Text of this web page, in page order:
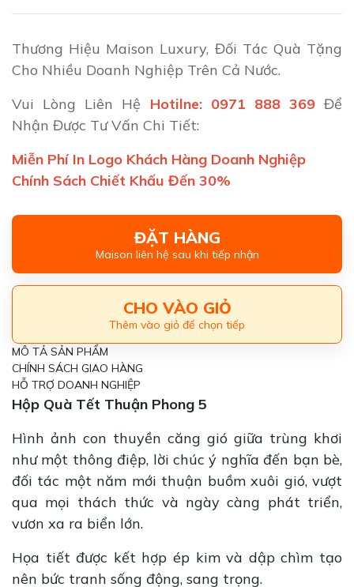
Thương Hiệu Maison Luxury, Đối Tác Quà Tặng
Cho Nhiều Doanh Nghiệp Trên Cả Nước.
Vui Lòng Liên Hệ Hotilne: 0971 888 369Để
Nhận Được Tư Vấn Chi Tiết:
Miễn Phí In Logo Khách Hàng Doanh Nghiệp
Chính Sách Chiết Khấu Đến 30%
ĐẶT HÀNG
Maison liên hệ sau khi tiếp nhận
CHO VÀO GIỎ
Thêm vào giỏ để chọn tiếp
MÔ TẢ SẢN PHẨM
CHÍNH SÁCH GIAO HÀNG
HỖ TRỢ DOANH NGHIỆP
Hộp Quà Tết Thuận Phong 5
Hình ảnh con thuyền căng gió giữa trùng khơi
như một thông điệp, lời chúc ý nghĩa đến bạn bè,
đối tác một năm mới thuận buồm xuôi gió, vượt
qua mọi thách thức và ngày càng phát triển,
vươn xa ra biển lớn.
Họa tiết được kết hợp ép kim và dập chìm tạo
nên bức tranh sống động, sang trọng.